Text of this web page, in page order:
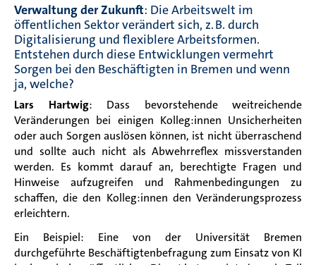
Verwaltung der Zukunft: Die Arbeitswelt im
öffentlichen Sektor verändert sich, z. B. durch
Digitalisierung und flexiblere Arbeitsformen.
Entstehen durch diese Entwicklungen vermehrt
Sorgen bei den Beschäftigten in Bremen und wenn
ja, welche?
Lars Hartwig: Dass bevorstehende weitreichende
Veränderungen bei einigen Kolleg:innen Unsicherheiten
oder auch Sorgen auslösen können, ist nicht überraschend
und sollte auch nicht als Abwehrreflex missverstanden
werden. Es kommt darauf an, berechtigte Fragen und
Hinweise aufzugreifen und Rahmenbedingungen zu
schaffen, die den Kolleg:innen den Veränderungsprozess
erleichtern.
Ein Beispiel: Eine von der Universität Bremen
durchgeführte Beschäftigtenbefragung zum Einsatz von KI